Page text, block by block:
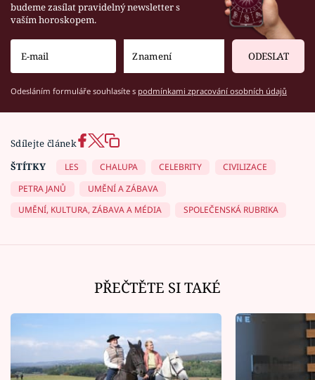
budeme zasílat pravidelný newsletter s
vaším horoskopem.
ODESLAT
Odesláním formuláře souhlasíte s podmínkami zpracování osobních údajů
Sdílejte článek
ŠTÍTKY
LES CHALUPA CELEBRITY
CIVILIZACE
PETRA JANŮ
UMĚNÍ A ZÁBAVA
UMĚNÍ, KULTURA, ZÁBAVA A MÉDIA
SPOLEČENSKÁ RUBRIKA
PŘEČTĚTE SI TAKÉ